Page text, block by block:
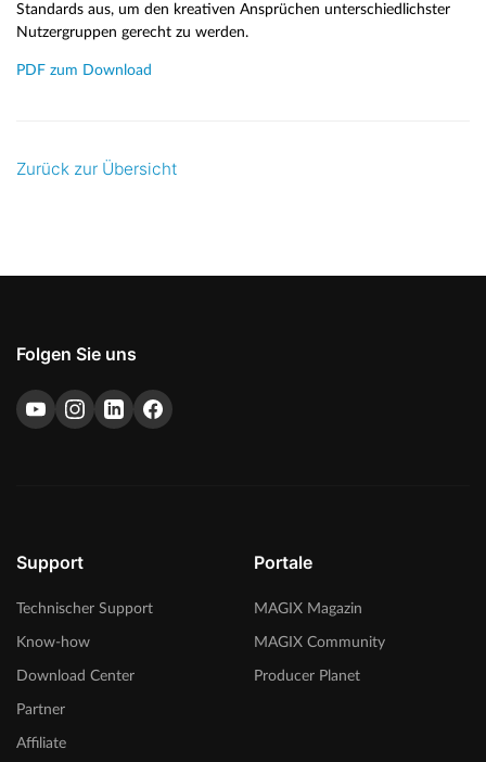
Standards aus, um den kreativen Ansprüchen unterschiedlichster
Nutzergruppen gerecht zu werden.
PDF zum Download
Zurück zur Übersicht
Folgen Sie uns
Support
Technischer Support
Know-how
Download Center
Partner
Affiliate
Portale
MAGIX Magazin
MAGIX Community
Producer Planet